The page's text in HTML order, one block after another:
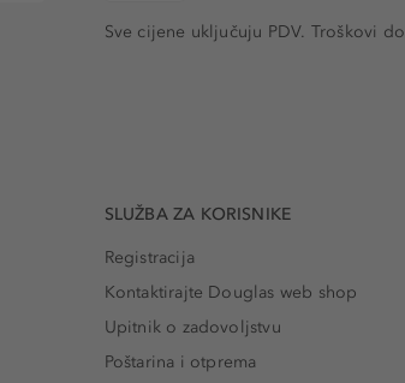
Sve cijene uključuju PDV. Troškovi
SLUŽBA ZA KORISNIKE
Registracija
Kontaktirajte Douglas web shop
Upitnik o zadovoljstvu
Poštarina i otprema